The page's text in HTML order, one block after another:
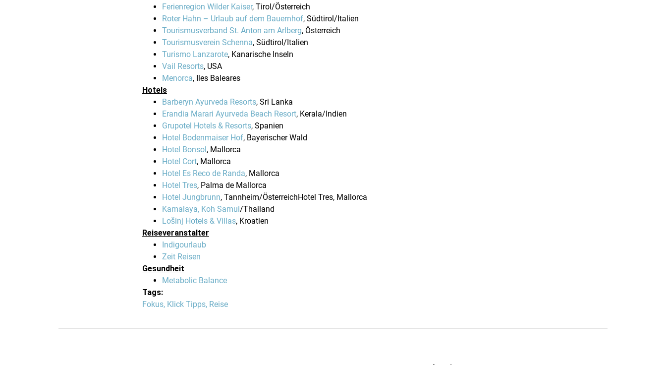
Ferienregion Wilder Kaiser, Tirol/Österreich
Roter Hahn – Urlaub auf dem Bauernhof, Südtirol/Italien
Tourismusverband St. Anton am Arlberg, Österreich
Tourismusverein Schenna, Südtirol/Italien
Turismo Lanzarote, Kanarische Inseln
Vail Resorts, USA
Menorca, Iles Baleares
Hotels
Barberyn Ayurveda Resorts, Sri Lanka
Erandia Marari Ayurveda Beach Resort, Kerala/Indien
Grupotel Hotels & Resorts, Spanien
Hotel Bodenmaiser Hof, Bayerischer Wald
Hotel Bonsol, Mallorca
Hotel Cort, Mallorca
Hotel Es Reco de Randa, Mallorca
Hotel Tres, Palma de Mallorca
Hotel Jungbrunn, Tannheim/ÖsterreichHotel Tres, Mallorca
Kamalaya, Koh Samui/Thailand
Lošinj Hotels & Villas, Kroatien
Reiseveranstalter
Indigourlaub
Zeit Reisen
Gesundheit
Metabolic Balance
Tags:
Fokus, Klick Tipps, Reise